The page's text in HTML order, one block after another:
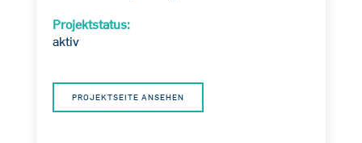
Projektstatus:
aktiv
PROJEKTSEITE ANSEHEN